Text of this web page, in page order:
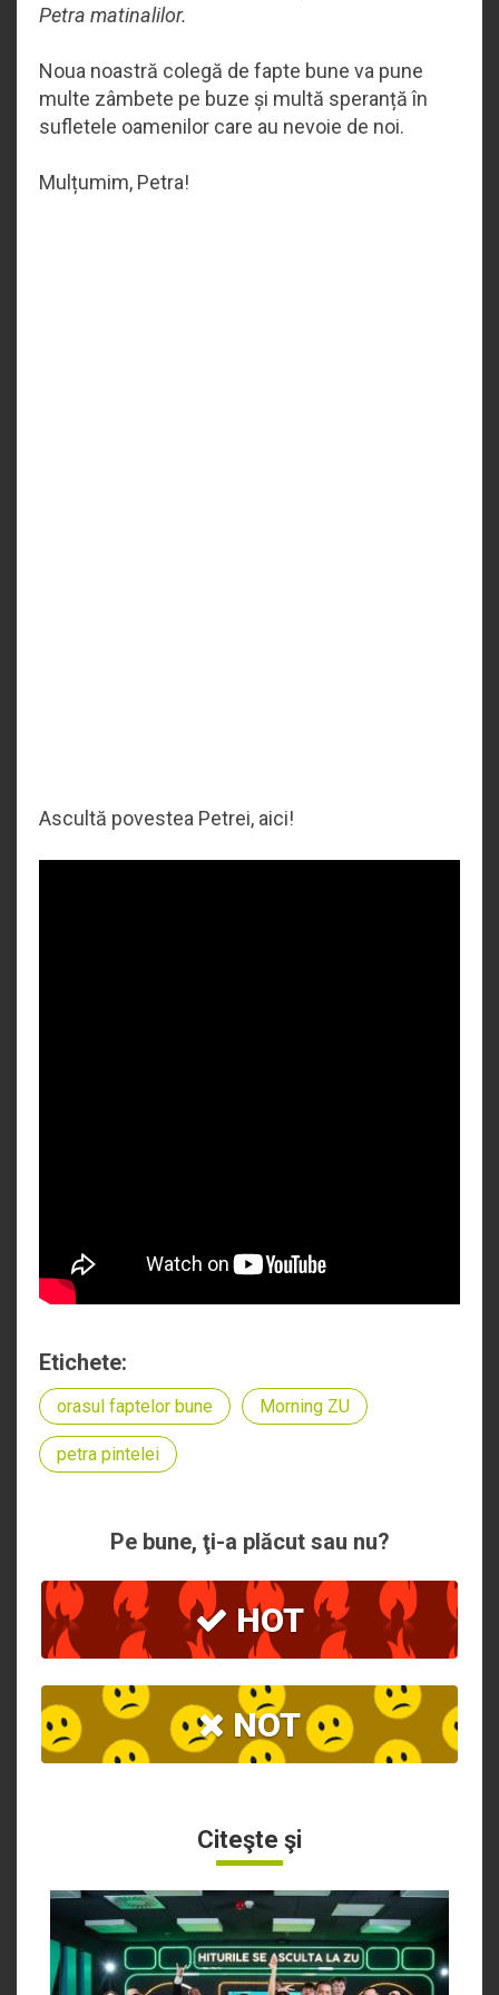
Petra matinalilor.
Noua noastră colegă de fapte bune va pune
multe zâmbete pe buze și multă speranță în
sufletele oamenilor care au nevoie de noi.
Mulțumim, Petra!
Ascultă povestea Petrei, aici!
Etichete:
orasul faptelor bune Morning ZU
petra pintelei
Pe bune, ţi-a plăcut sau nu?
HOT
NOT
Citeşte şi